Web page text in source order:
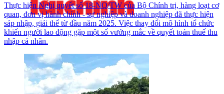
Thực hiện Nghị quyết số 18-NQ/TW của Bộ Chính trị, hàng loạt cơ
quan, đơn vị hành chính - sự nghiệp và doanh nghiệp đã thực hiện
sáp nhập, giải thể từ đầu năm 2025. Việc thay đổi mô hình tổ chức
khiến người lao động gặp một số vướng mắc về quyết toán thuế thu
nhập cá nhân.